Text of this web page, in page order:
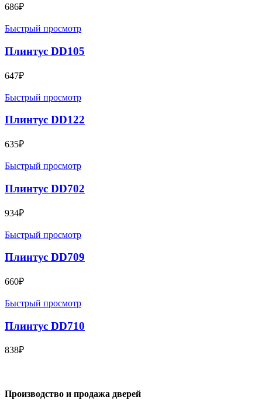
686₽
Быстрый просмотр
Плинтус DD105
647₽
Быстрый просмотр
Плинтус DD122
635₽
Быстрый просмотр
Плинтус DD702
934₽
Быстрый просмотр
Плинтус DD709
660₽
Быстрый просмотр
Плинтус DD710
838₽
Производство и продажа дверей